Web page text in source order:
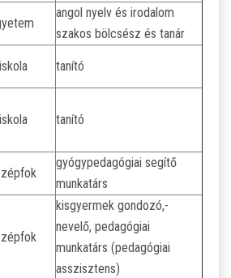
angol nyelv és irodalom
szakos bölcsész és tanár
tanító
tanító
gyógypedagógiai segítő
munkatárs
kisgyermek gondozó,-
nevelő, pedagógiai
munkatárs (pedagógiai
asszisztens)